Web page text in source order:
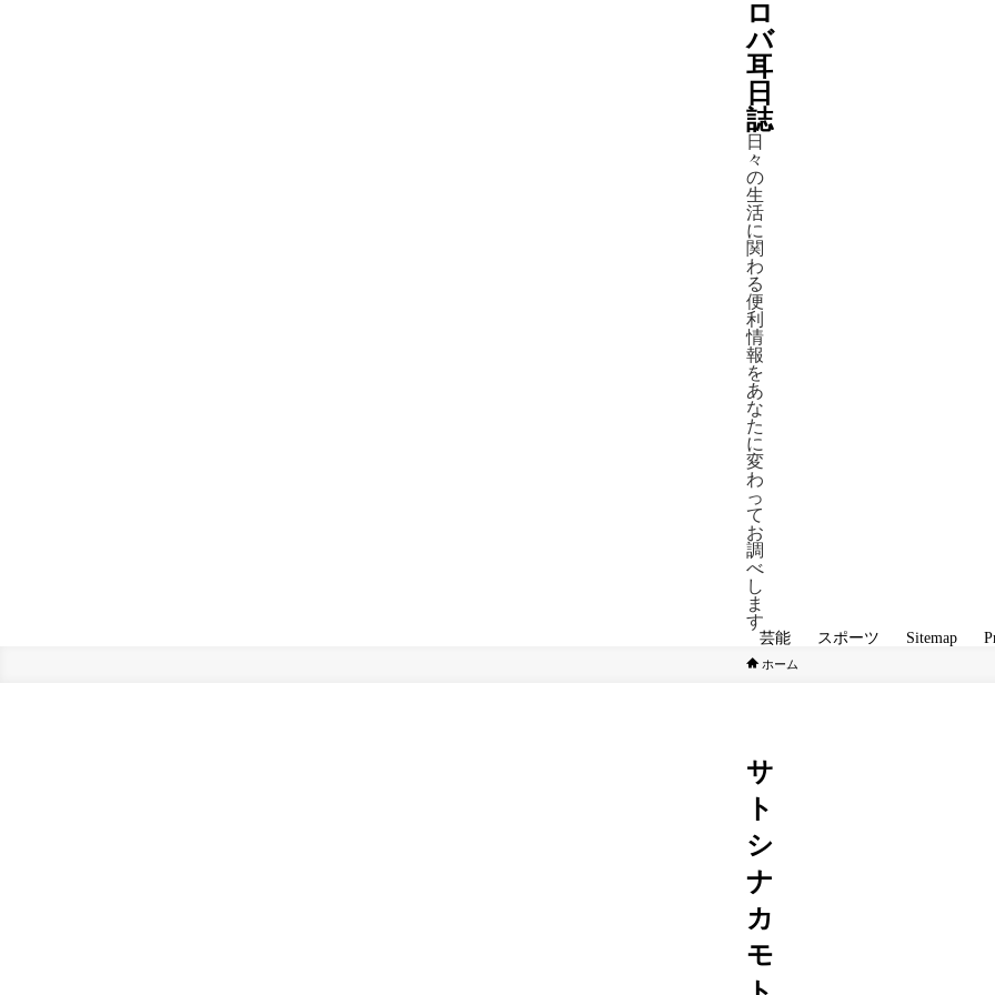
ロ
バ
耳
日
誌
日
々
の
生
活
に
関
わ
る
便
利
情
報
を
あ
な
た
に
変
わ
っ
て
お
調
べ
し
ま
す
芸能 スポーツ Sitemap
ホーム
サ
ト
シ
ナ
カ
モ